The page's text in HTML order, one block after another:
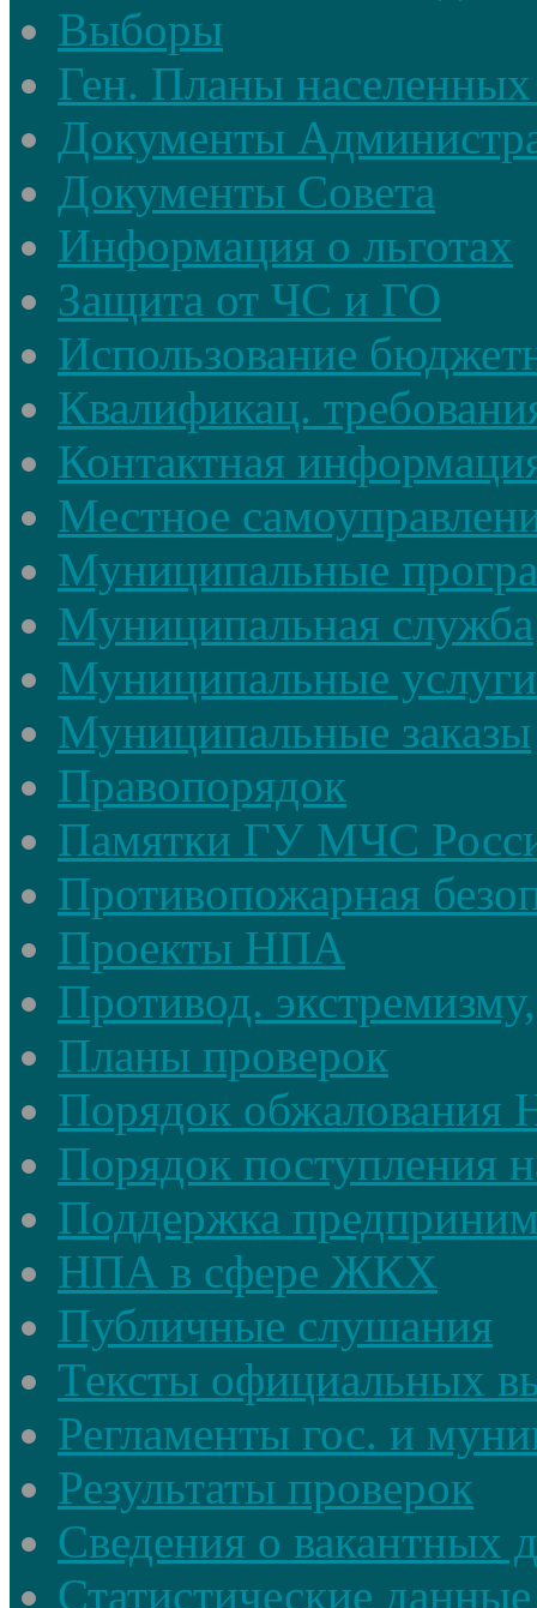
Выборы
Ген. Планы
Документы
Документы Совета
Информация о льготах
Защита от ЧС и ГО
Использование
Квалификац.
Контактная
Местное
Муниципальные
Муниципальная служба
Муниципальные услуги
Муниципальные заказы
Правопорядок
Памятки ГУ МЧС
Противопожарная
Проекты НПА
Противод.
Планы проверок
Порядок
Порядок поступления
Поддержка
НПА в сфере ЖКХ
Публичные слушания
Тексты официальных
Регламенты гос. и
Результаты проверок
Сведения о вакантных
Статистические данные